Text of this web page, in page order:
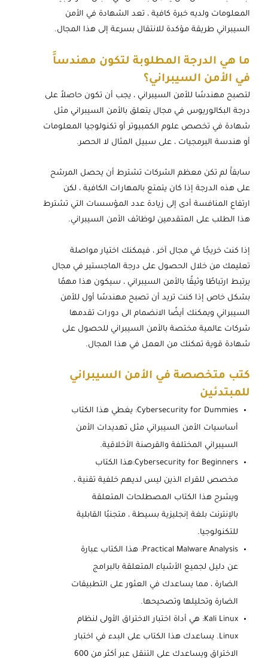
المعلومات ولديه خبرة كافية ، تعد الشهادة في الأمن
السيبراني طريقة مؤكدة للانتقال بسرعة إلى هذا المجال.
ما هي الدرجة المطلوبة لتكون مهندساََ
في الأمن السيبراني؟
لتصبح مهندسًا للأمن السيبراني ، يجب أن تكون حاصلاً على
درجة البكالوريوس في مجال يتعلق بالأمن السيبراني مثل
شهادة في تخصص علوم الكمبيوتر أو تكنولوجيا المعلومات
أو هندسة البرمجيات ، على سبيل المثال لا الحصر.
سابقاََ لم تكن معظم الشركات تشترط أن يحصل المرشح
على هذه الدرجة إذا كان يتمتع بالمهارات الكافية ، لكن
ارتفاع المنافسة أدى إلى زيادة عدد المؤسسات التي تشترط
هذا الطلب على المتقدمين لوظائف الأمن السيبراني.
إذا كنت خريجًا في مجال آخر ، فيمكنك اختيار مواصلة
تعليمك من خلال الحصول على درجة الماجستير في مجال
يرتبط ارتباطًا وثيقًا بالأمن السيبراني ، سيكون هذا مهمًا
بشكل خاص إذا كنت تريد أن تصبح مهندسًا أول للأمن
السيبراني ويمكنك أيضًا الانضمام الى دورات تقدمها
شركات عالمية مختصة بالأمن السيبراني للحصول على
شهادة قوية تمكنك من العمل في هذا المجال.
كتب متخصصة في الأمن السيبراني
للمبتدئين
Cybersecurity for Dummies: يغطي هذا الكتاب
أساسيات الأمن السيبراني مثل تهديدات الأمن
السيبراني المختلفة والقرصنة الأخلاقية.
Cybersecurity for Beginners:هذا الكتاب
مخصص للقراء الذين ليس لديهم خلفية تقنية ،
ويشرح هذا الكتاب المصطلحات المتعلقة
بالإنترنت بلغة إنجليزية بسيطة ، متجنبًا القابلية
للتكنولوجيا.
Practical Malware Analysis: هذا الكتاب عبارة
عن دليل لجميع الأشياء المتعلقة بالبرامج
الضارة ، مما يساعدك في العثور على التطبيقات
الضارة وتحليلها وتصحيحها.
Kali Linux: هي أداة اختبار الاختراق الأولى لنظام
Linux. يساعدك هذا الكتاب على البدء في اختبار
الاختراق ويساعدك على التنقل عبر أكثر من 600